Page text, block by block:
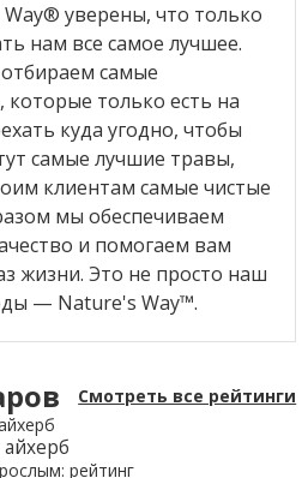
уверены, что только
нам все самое лучшее.
самые
только есть на
куда угодно, чтобы
самые лучшие травы,
клиентам самые чистые
мы обеспечиваем
и помогаем вам
жизни. Это не просто наш
— Nature's Way™.
Смотреть все рейтинги